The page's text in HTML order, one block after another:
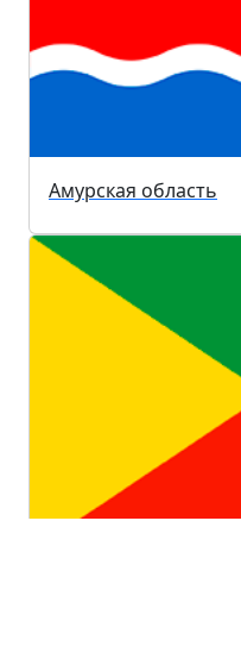
Амурская область